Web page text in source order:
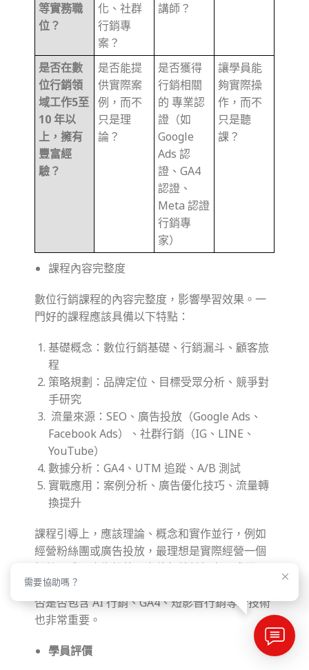
等實務職
位？
化、社群
行銷專
案？
講師？
是否在數
位行銷領
域工作5至
10 年以
上，擁有
豐富經
驗？
是否能提
供實際案
例，而不
只是理
論？
是否獲得
行銷相關
的 專業認
證（如
Google
Ads 認
證、GA4
認證、
Meta 認證
行銷專
家）
讓學員能
夠實際操
作，而不
只是聽
課？
課程內容完整度
數位行銷課程的內容完整度，影響學習效果。一
門好的課程應該具備以下特點：
基礎概念：數位行銷基礎、行銷漏斗、顧客旅
程
策略規劃：品牌定位、目標受眾分析、競爭對
手研究
流量來源：SEO、廣告投放（Google Ads、
Facebook Ads）、社群行銷（IG、LINE、
YouTube）
數據分析：GA4、UTM 追蹤、A/B 測試
實戰應用：案例分析、廣告優化技巧、流量轉
換提升
課程引導上，應該理論、概念和實作並行，例如
經營粉絲團或廣告投放，最理想是實際經營一個
粉絲團或是廣告投放、宣傳行銷某個商品或服
務。另外現在行銷的方式日新月異，課程內容是
否是否包含 AI 行銷、GA4、短影音行銷等新技術
也非常重要。
學員評價
需要協助嗎？